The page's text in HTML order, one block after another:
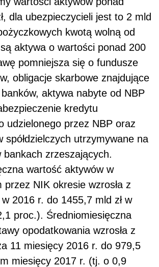
dla ubezpieczycieli jest to 2 mld
kwotą wolną od
aktywa o wartości ponad 200
pomniejsza się o fundusze
obligacje skarbowe znajdujące
aktywa nabyte od NBP
kredytu
udzielonego przez NBP oraz
spółdzielczych utrzymywane na
bankach zrzeszających.
wartość aktywów w
przez NIK okresie wzrosła z
w 2016 r. do 1455,7 mld zł w
proc.). Średniomiesięczna
opodatkowania wzrosła z
11 miesięcy 2016 r. do 979,5
miesięcy 2017 r. (tj. o 0,9